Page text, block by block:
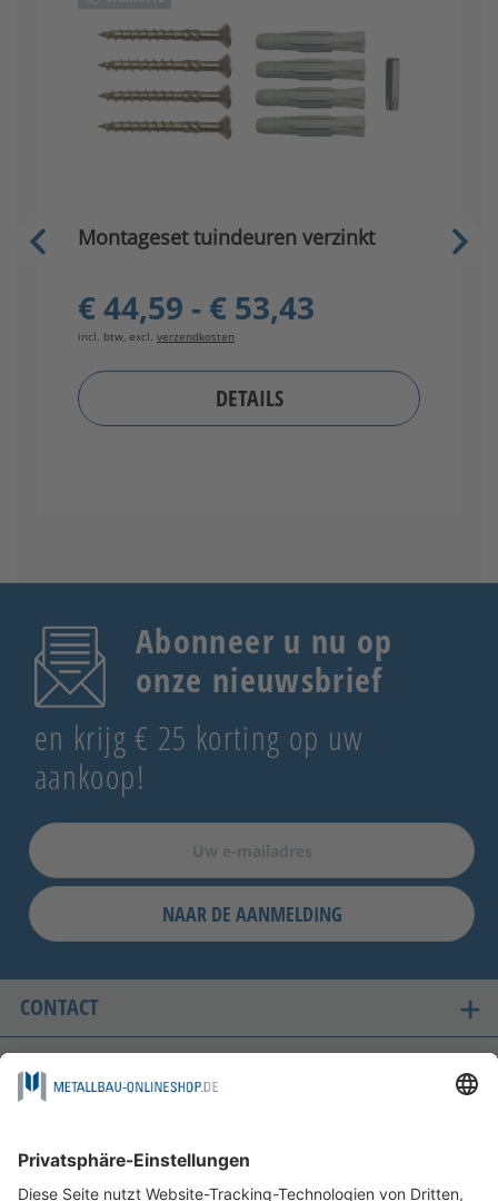
Montageset tuindeuren verzinkt
€ 44,59 - € 53,43
incl. btw, excl. verzendkosten
DETAILS
Abonneer u nu op
onze nieuwsbrief
en krijg € 25 korting op uw
aankoop!
NAAR DE AANMELDING
CONTACT
ONZE LANDEN VAN LEVERING
FOLGEN SIE UNS AUF